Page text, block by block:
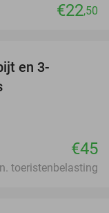
€22,50
en 3-
€45
toeristenbelasting